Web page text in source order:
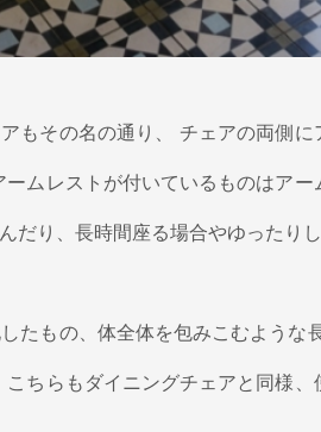
もその名の通り、 チェアの両側
ムレストが付いているものはアー
り、長時間座る場合やゆったり
たもの、体全体を包みこむような
ちらもダイニングチェアと同様、